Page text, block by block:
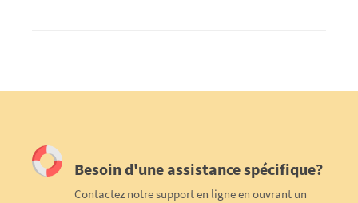
Besoin d'une assistance spécifique?
Contactez notre support en ligne en ouvrant un